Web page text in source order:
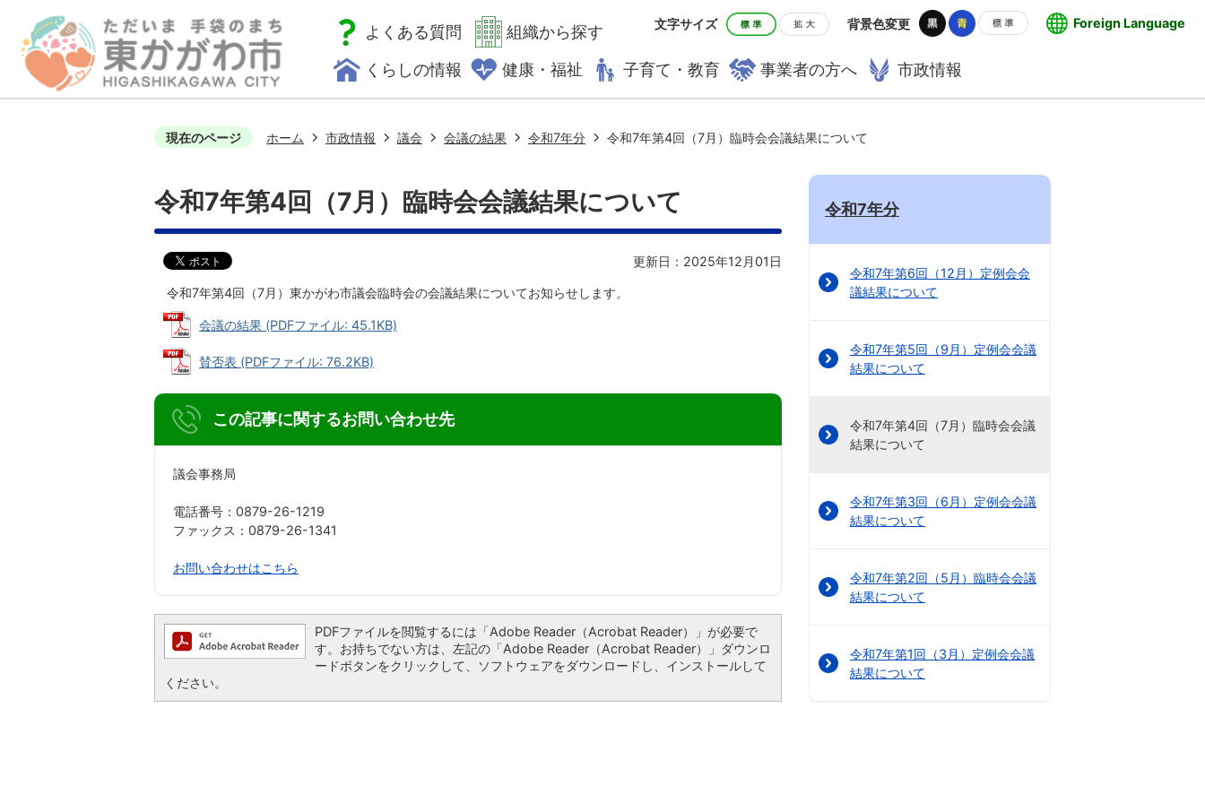
文字サイズ 背景色変更 Foreign Language
よくある質問
組織から探す
くらしの情報
健康・福祉 子育て・教育 事業者の方へ 市政情報
現在のページ ホーム 市政情報 議会 会議の結果 令和7年分 令和7年第4回（7月）臨時会会議結果について
令和7年第4回（7月）臨時会会議結果について
更新日：2025年12月01日
令和7年第4回（7月）東かがわ市議会臨時会の会議結果についてお知らせします。
会議の結果 (PDFファイル: 45.1KB)
賛否表 (PDFファイル: 76.2KB)
この記事に関するお問い合わせ先
議会事務局
電話番号：0879-26-1219
ファックス：0879-26-1341
お問い合わせはこちら
PDFファイルを閲覧するには「Adobe Reader（Acrobat Reader）」が必要で
す。お持ちでない方は、左記の「Adobe Reader（Acrobat Reader）」ダウンロ
ードボタンをクリックして、ソフトウェアをダウンロードし、インストールして
ください。
令和7年分
令和7年第6回（12月）定例会会
議結果について
令和7年第5回（9月）定例会会議
結果について
令和7年第4回（7月）臨時会会議
結果について
令和7年第3回（6月）定例会会議
結果について
令和7年第2回（5月）臨時会会議
結果について
令和7年第1回（3月）定例会会議
結果について